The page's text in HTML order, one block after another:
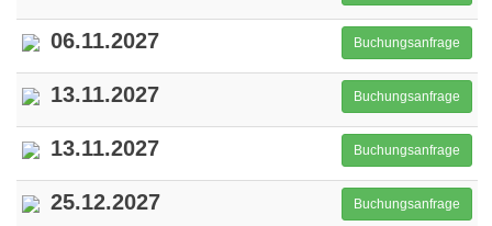
06.11.2027 Buchungsanfrage
13.11.2027 Buchungsanfrage
13.11.2027 Buchungsanfrage
25.12.2027 Buchungsanfrage